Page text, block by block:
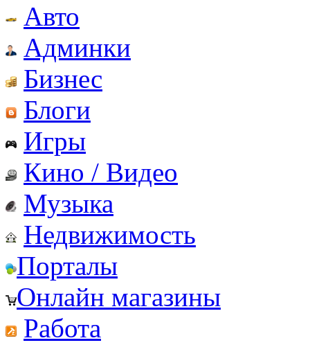
Авто
Админки
Бизнес
Блоги
Игры
Кино / Видео
Музыка
Недвижимость
Порталы
Онлайн магазины
Работа